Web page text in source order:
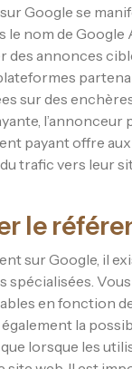
Google se
nom de
annonces
sur des
payant offre
trafic vers leur
le
sur Google, il
spécialisées.
en fonction
la
lorsque les